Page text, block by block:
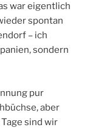
war eigentlich
spontan
– ich
sondern
pur
aber
sind wir